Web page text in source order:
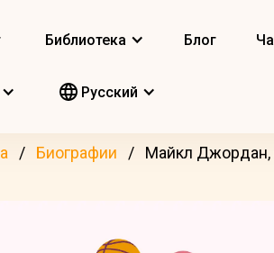
Библиотека Блог
Pусский
Биографии Майкл Джордан,